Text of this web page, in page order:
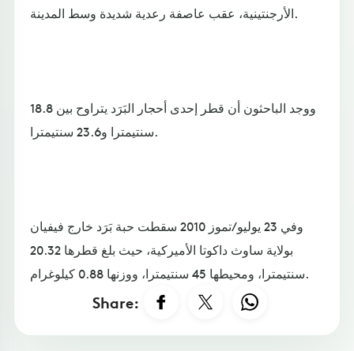
الأرجنتينية، عقب عاصفة رعدية شديدة وسط المدينة.
ووجد الباحثون أن قطر إحدى أحجار البَرَد يتراوح بين 18.8
سنتيمترا و23.6 سنتيمترا.
وفي 23 يوليو/تموز 2010 سقطت حبة بَرَد خارج فيفيان
بولاية ساوث داكوتا الأميركية، حيث بلغ قطرها 20.32
سنتيمترا، ومحيطها 45 سنتيمترا، ووزنها 0.88 كيلوغرام.
Share: